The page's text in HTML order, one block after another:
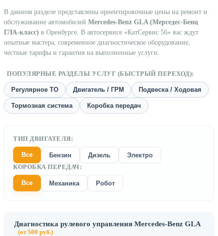
В данном разделе представлены ориентировочные цены на ремонт и
обслуживание автомобилей Mercedes-Benz GLA (Мерседес-Бенц
ГЛА-класс) в Оренбурге. В автосервисе «КатСервис 56» вас ждут
опытные мастера, современное диагностическое оборудование,
честные тарифы и гарантия на выполненные услуги.
ПОПУЛЯРНЫЕ РАЗДЕЛЫ УСЛУГ (БЫСТРЫЙ ПЕРЕХОД):
Регулярное ТО Двигатель / ГРМ Подвеска / Ходовая
Тормозная система Коробка передач
ТИП ДВИГАТЕЛЯ:
Все Бензин Дизель
Электро
КОРОБКА ПЕРЕДАЧ:
Все Механика Робот
Диагностика рулевого управления Mercedes-Benz GLA
(от 500 руб.)